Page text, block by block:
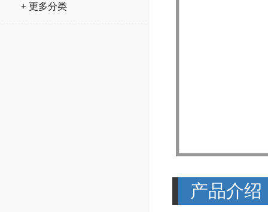
+ 更多分类
产品介绍